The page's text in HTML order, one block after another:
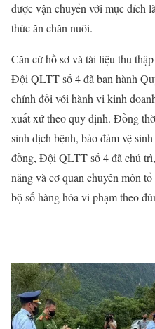
được vận chuyển với mục đích
thức ăn chăn nuôi.
Căn cứ hồ sơ và tài liệu thu
Đội QLTT số 4 đã ban hành
chính đối với hành vi kinh
xuất xứ theo quy định. Đồng
sinh dịch bệnh, bảo đảm vệ
đồng, Đội QLTT số 4 đã chủ
năng và cơ quan chuyên môn
bộ số hàng hóa vi phạm theo